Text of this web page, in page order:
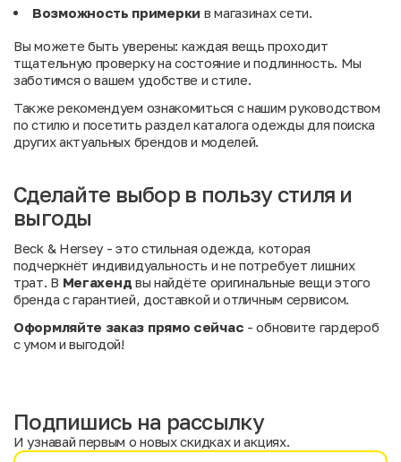
Возможность примерки в магазинах сети.
Вы можете быть уверены: каждая вещь проходит
тщательную проверку на состояние и подлинность. Мы
заботимся о вашем удобстве и стиле.
Также рекомендуем ознакомиться с нашимруководством
по стилю и посетить раздел каталога одежды для поиска
других актуальных брендов и моделей.
Сделайте выбор в пользу стиля и
выгоды
Beck & Hersey - это стильная одежда, которая
подчеркнёт индивидуальность и не потребует лишних
трат. В Мегахенд вы найдёте оригинальные вещи этого
бренда с гарантией, доставкой и отличным сервисом.
Оформляйте заказ прямо сейчас - обновите гардероб
с умом и выгодой!
Подпишись на рассылку
И узнавай первым о новых скидках и акциях.